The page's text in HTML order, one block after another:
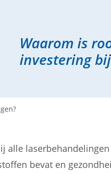
Waarom is
investering
bevat en